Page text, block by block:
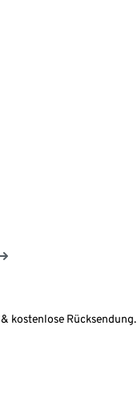
kostenlose Rücksendung.